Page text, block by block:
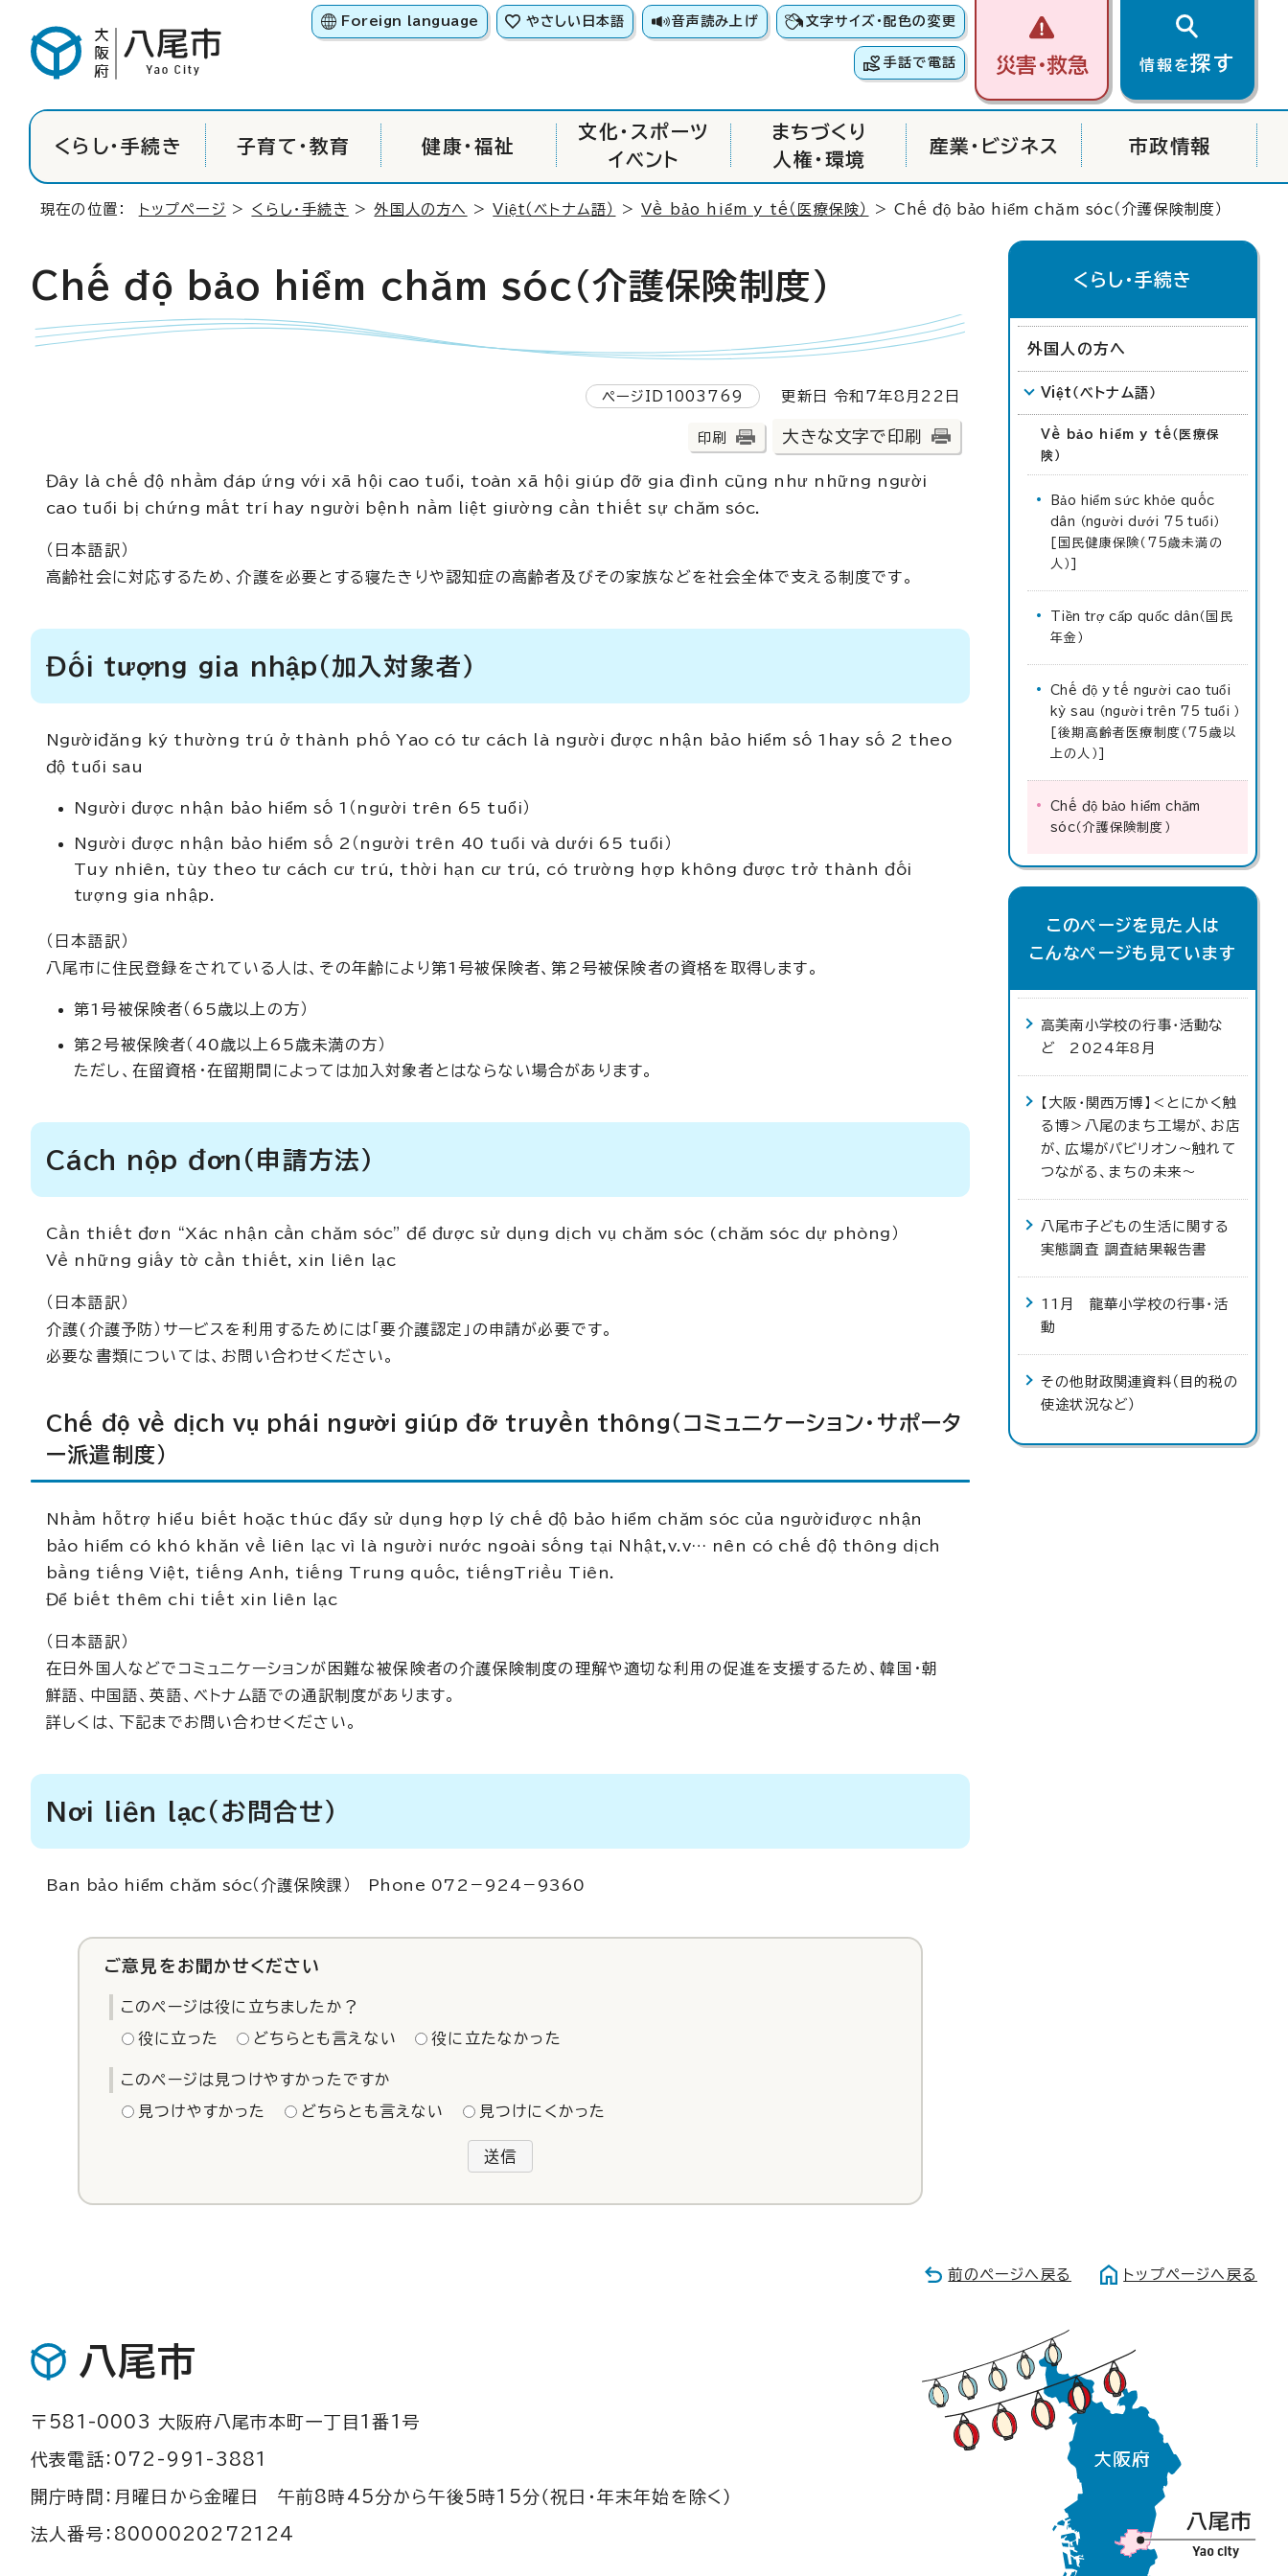
Foreign language やさしい日本語 音声読み上げ 文字サイズ・配色の変更
手話で電話 災害・救急 情報を探す
くらし・手続き 子育て・教育 健康・福祉
文化・スポーツ
イベント
まちづくり
人権・環境
産業・ビジネス 市政情報
現在の位置： トップページ > くらし・手続き >外国人の方へ >Việt （ベトナム語） >Về bảo hiểm y tế（医療保険） >Chế độ bảo hiểm chăm sóc （介護保険制度）
Chế độ bảo hiểm chăm sóc （介護保険制度）
ページID1003769 更新日 令和7年8月22日
印刷 大きな文字で印刷
Đây là chế độ nhằm đáp ứng với xã hội cao tuổi, toàn xã hội giúp đỡ gia đình cũng như những người
cao tuổi bị chứng mất trí hay người bệnh nằm liệt giường cần thiết sự chăm sóc.
（日本語訳）
高齢社会に対応するため、介護を必要とする寝たきりや認知症の高齢者及びその家族などを社会全体で支える制度です。
Đối tượng gia nhập（加入対象者）
Ngườiđăng ký thường trú ở thành phố Yao có tư cách là người được nhận bảo hiểm số 1hay số 2 theo
độ tuổi sau
Người được nhận bảo hiểm số 1（người trên 65 tuổi）
Người được nhận bảo hiểm số 2（người trên 40 tuổi và dưới 65 tuổi）
Tuy nhiên, tùy theo tư cách cư trú, thời hạn cư trú, có trường hợp không được trở thành đối
tượng gia nhập.
（日本語訳）
八尾市に住民登録をされている人は、その年齢により第1号被保険者、第2号被保険者の資格を取得します。
第1号被保険者（65歳以上の方）
第2号被保険者（40歳以上65歳未満の方）
ただし、在留資格・在留期間によっては加入対象者とはならない場合があります。
Cách nộp đơn （申請方法）
Cần thiết đơn “Xác nhận cần chăm sóc” để được sử dụng dịch vụ chăm sóc (chăm sóc dự phòng）
Về những giấy tờ cần thiết, xin liên lạc
（日本語訳）
介護(介護予防）サービスを利用するためには「要介護認定」の申請が必要です。
必要な書類については、お問い合わせください。
Chế độ về dịch vụ phái người giúp đỡ truyền thông（コミュニケーション・サポータ
ー派遣制度）
Nhằm hỗtrợ hiểu biết hoặc thúc đẩy sử dụng hợp lý chế độ bảo hiểm chăm sóc của ngườiđược nhận
bảo hiểm có khó khăn về liên lạc vì là người nước ngoài sống tại Nhật,v.v… nên có chế độ thông dịch
bằng tiếng Việt, tiếng Anh, tiếng Trung quốc, tiếngTriều Tiên.
Để biết thêm chi tiết xin liên lạc
（日本語訳）
在日外国人などでコミュニケーションが困難な被保険者の介護保険制度の理解や適切な利用の促進を支援するため、韓国・朝
鮮語、中国語、英語、ベトナム語での通訳制度があります。
詳しくは、下記までお問い合わせください。
Nơi liên lạc（お問合せ）
Ban bảo hiểm chăm sóc（介護保険課） Phone 072－924－9360
ご意見をお聞かせください
このページは役に立ちましたか？
役に立った どちらとも言えない 役に立たなかった
このページは見つけやすかったですか
見つけやすかった どちらとも言えない 見つけにくかった
送信
くらし・手続き
外国人の方へ
Việt （ベトナム語）
Về bảo hiểm y tế（医療保
険）
Bảo hiểm sức khỏe quốc
dân （người dưới 75 tuổi）
[国民健康保険（75歳未満の
人）]
Tiền trợ cấp quốc dân （国民
年金）
Chế độ y tế người cao tuổi
kỳ sau （người trên 75 tuổi ）
[後期高齢者医療制度（75歳以
上の人）]
Chế độ bảo hiểm chăm
sóc（介護保険制度）
このページを見た人は
こんなページも見ています
高美南小学校の行事・活動な
ど 2024年8月
【大阪・関西万博】＜とにかく触
る博＞八尾のまち工場が、お店
が、広場がパビリオン～触れて
つながる、まちの未来〜
八尾市子どもの生活に関する
実態調査 調査結果報告書
11月 龍華小学校の行事・活
動
その他財政関連資料（目的税の
使途状況など）
前のページへ戻る トップページへ戻る
八尾市
〒581-0003 大阪府八尾市本町一丁目1番1号
代表電話：072-991-3881
開庁時間：月曜日から金曜日 午前8時45分から午後5時15分（祝日・年末年始を除く）
法人番号：8000020272124